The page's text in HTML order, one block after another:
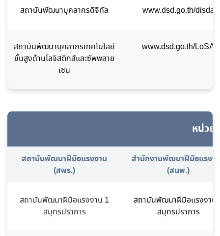
สถาบันพัฒนาบุคลากรดิจิทัล www.dsd.go.th/disda
สถาบันพัฒนาบุคลากรเทคโนโลยี
ชั้นสูงด้านโลจิสติกส์และซัพพลาย
เชน
www.dsd.go.th/LoSA
หน่วย
สถาบันพัฒนาฝีมือแรงงาน
(สพร.)
สำนักงานพัฒนาฝีมือแรงง
(สนพ.)
สถาบันพัฒนาฝีมือแรงงาน 1
สมุทรปราการ
สถาบันพัฒนาฝีมือแรงงาน
สมุทรปราการ